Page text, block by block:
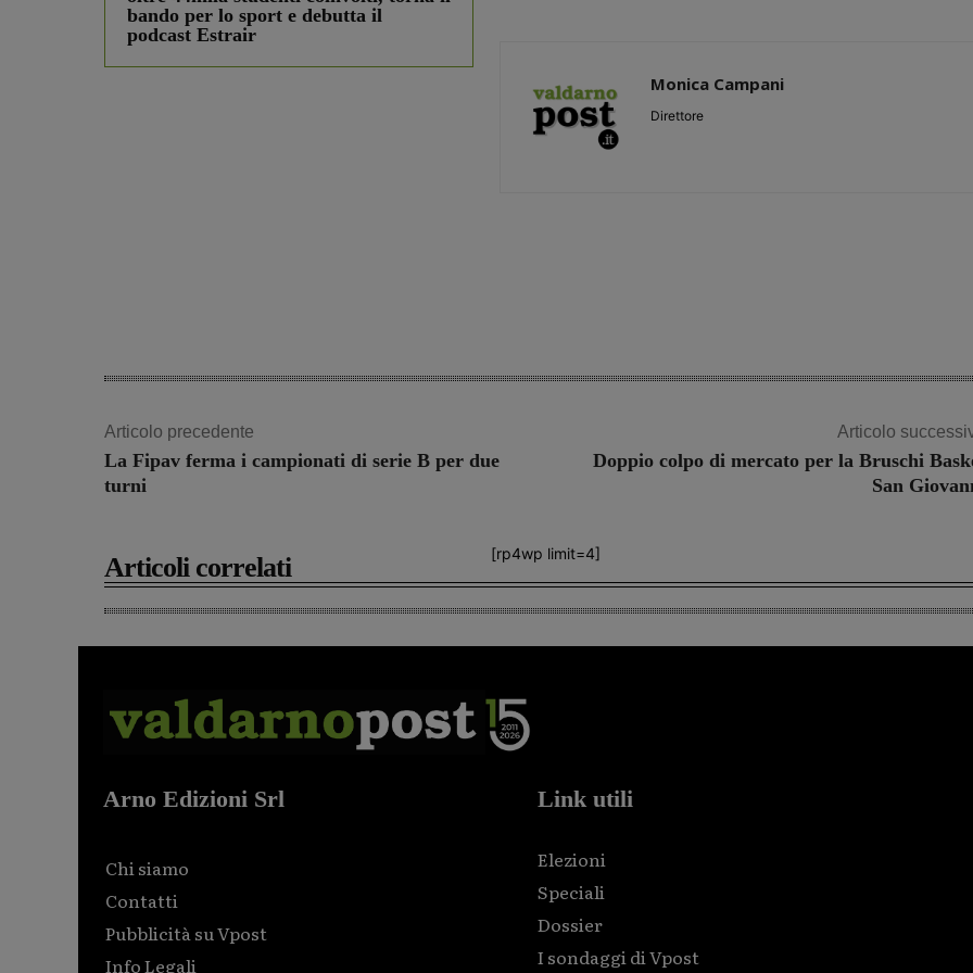
bando per lo sport e debutta il
podcast Estrair
Monica Campani
Direttore
Articolo precedente
La Fipav ferma i campionati di serie B per due
turni
Articolo
Doppio colpo di mercato per la Bruschi
San
[rp4wp limit=4]
Articoli correlati
Arno Edizioni Srl
Chi siamo
Contatti
Pubblicità su Vpost
Info Legali
Link utili
Elezioni
Speciali
Dossier
I sondaggi di Vpost